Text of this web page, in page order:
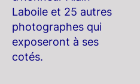
Laboile et 25 autres
photographes qui
exposeront à ses
cotés.